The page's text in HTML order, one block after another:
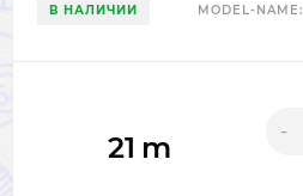
В НАЛИЧИИ MODEL-NAME:
21 m -